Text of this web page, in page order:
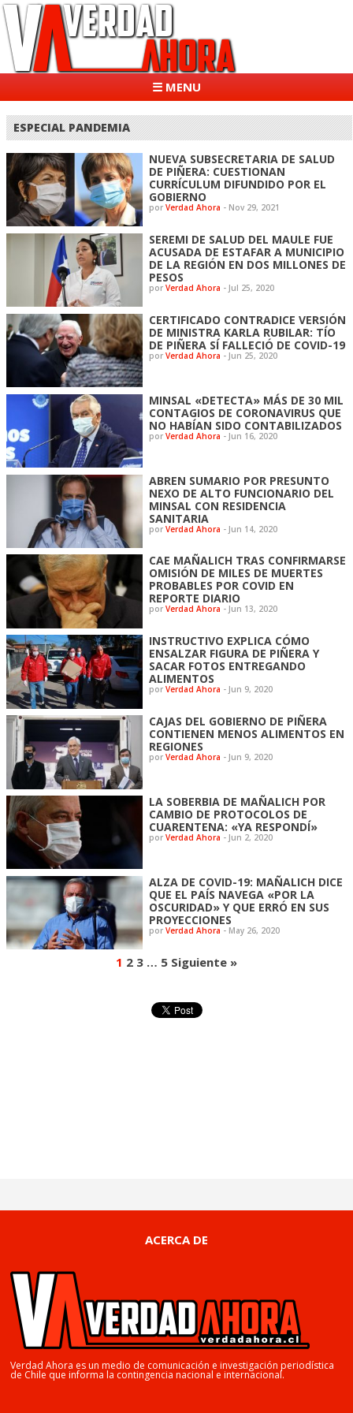
☰ MENU
ESPECIAL PANDEMIA
NUEVA SUBSECRETARIA DE SALUD
DE PIÑERA: CUESTIONAN
CURRÍCULUM DIFUNDIDO POR EL
GOBIERNO
porVerdad Ahora - Nov 29, 2021
SEREMI DE SALUD DEL MAULE FUE
ACUSADA DE ESTAFAR A MUNICIPIO
DE LA REGIÓN EN DOS MILLONES DE
PESOS
porVerdad Ahora - Jul 25, 2020
CERTIFICADO CONTRADICE VERSIÓN
DE MINISTRA KARLA RUBILAR: TÍO
DE PIÑERA SÍ FALLECIÓ DE COVID-19
porVerdad Ahora - Jun 25, 2020
MINSAL «DETECTA» MÁS DE 30 MIL
CONTAGIOS DE CORONAVIRUS QUE
NO HABÍAN SIDO CONTABILIZADOS
porVerdad Ahora - Jun 16, 2020
ABREN SUMARIO POR PRESUNTO
NEXO DE ALTO FUNCIONARIO DEL
MINSAL CON RESIDENCIA
SANITARIA
porVerdad Ahora - Jun 14, 2020
CAE MAÑALICH TRAS CONFIRMARSE
OMISIÓN DE MILES DE MUERTES
PROBABLES POR COVID EN
REPORTE DIARIO
porVerdad Ahora - Jun 13, 2020
INSTRUCTIVO EXPLICA CÓMO
ENSALZAR FIGURA DE PIÑERA Y
SACAR FOTOS ENTREGANDO
ALIMENTOS
porVerdad Ahora - Jun 9, 2020
CAJAS DEL GOBIERNO DE PIÑERA
CONTIENEN MENOS ALIMENTOS EN
REGIONES
porVerdad Ahora - Jun 9, 2020
LA SOBERBIA DE MAÑALICH POR
CAMBIO DE PROTOCOLOS DE
CUARENTENA: «YA RESPONDÍ»
porVerdad Ahora - Jun 2, 2020
ALZA DE COVID-19: MAÑALICH DICE
QUE EL PAÍS NAVEGA «POR LA
OSCURIDAD» Y QUE ERRÓ EN SUS
PROYECCIONES
porVerdad Ahora - May 26, 2020
1 2 3 … 5 Siguiente »
ACERCA DE
Verdad Ahora es un medio de comunicación e investigación periodística
de Chile que informa la contingencia nacional e internacional.